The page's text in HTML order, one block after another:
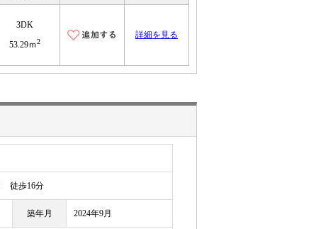
3DK
53.29ｍ2
詳細を見る
徒歩16分
築年月 2024年9月